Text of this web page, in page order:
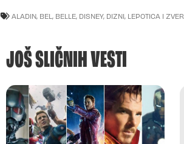
ALADIN, BEL , BELLE, DISNEY, DIZNI, LEPOTICA I ZVER
JOŠ SLIČNIH VESTI